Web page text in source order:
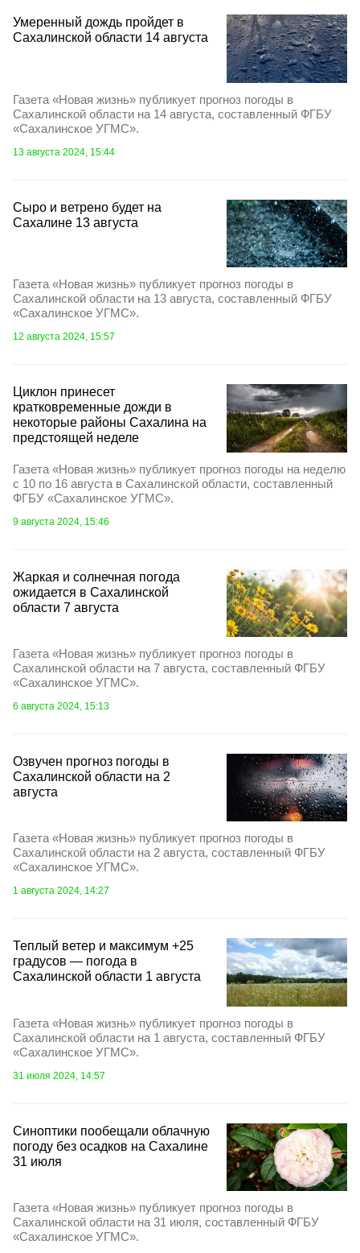
Умеренный дождь пройдет в
Сахалинской области 14 августа
Газета «Новая жизнь» публикует прогноз погоды в
Сахалинской области на 14 августа, составленный ФГБУ
«Сахалинское УГМС».
13 августа 2024, 15:44
Сыро и ветрено будет на
Сахалине 13 августа
Газета «Новая жизнь» публикует прогноз погоды в
Сахалинской области на 13 августа, составленный ФГБУ
«Сахалинское УГМС».
12 августа 2024, 15:57
Циклон принесет
кратковременные дожди в
некоторые районы Сахалина на
предстоящей неделе
Газета «Новая жизнь» публикует прогноз погоды на неделю
с 10 по 16 августа в Сахалинской области, составленный
ФГБУ «Сахалинское УГМС».
9 августа 2024, 15:46
Жаркая и солнечная погода
ожидается в Сахалинской
области 7 августа
Газета «Новая жизнь» публикует прогноз погоды в
Сахалинской области на 7 августа, составленный ФГБУ
«Сахалинское УГМС».
6 августа 2024, 15:13
Озвучен прогноз погоды в
Сахалинской области на 2
августа
Газета «Новая жизнь» публикует прогноз погоды в
Сахалинской области на 2 августа, составленный ФГБУ
«Сахалинское УГМС».
1 августа 2024, 14:27
Теплый ветер и максимум +25
градусов — погода в
Сахалинской области 1 августа
Газета «Новая жизнь» публикует прогноз погоды в
Сахалинской области на 1 августа, составленный ФГБУ
«Сахалинское УГМС».
31 июля 2024, 14:57
Синоптики пообещали облачную
погоду без осадков на Сахалине
31 июля
Газета «Новая жизнь» публикует прогноз погоды в
Сахалинской области на 31 июля, составленный ФГБУ
«Сахалинское УГМС».